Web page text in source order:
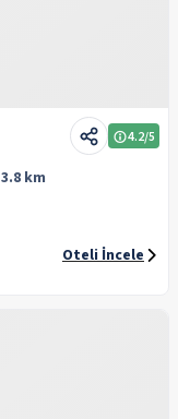
4.2/5
3.8 km
Oteli İncele